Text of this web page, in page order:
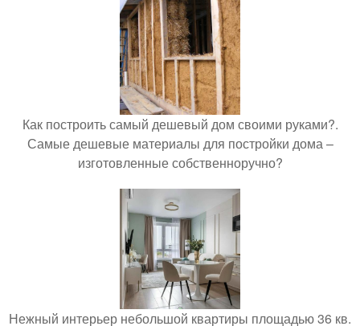
Как построить самый дешевый дом своими руками?.
Самые дешевые материалы для постройки дома –
изготовленные собственноручно?
Нежный интерьер небольшой квартиры площадью 36 кв.